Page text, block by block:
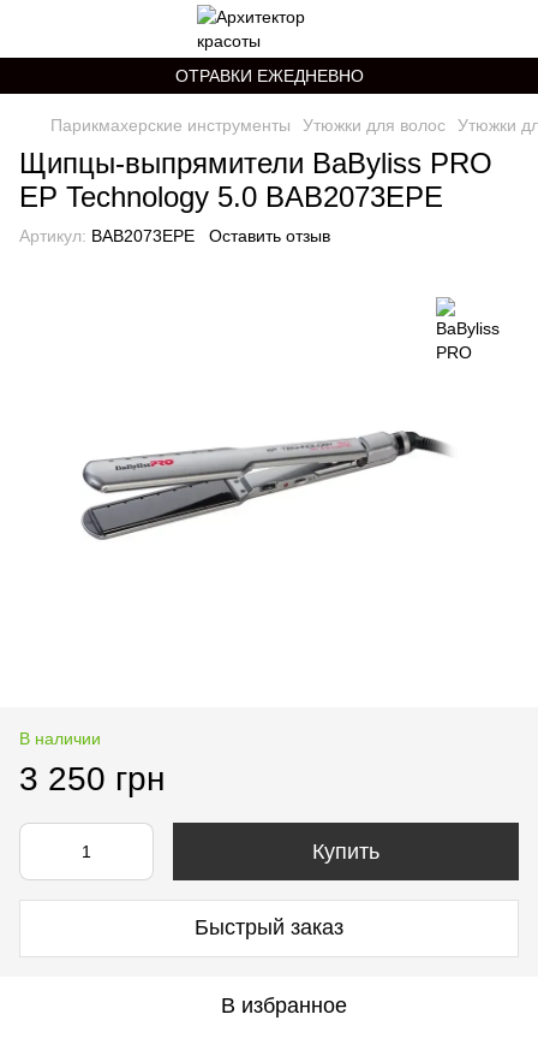
ОТРАВКИ ЕЖЕДНЕВНО
Парикмахерские инструменты Утюжки для волос Утюжки
Щипцы-выпрямители BaByliss PRO
EP Technology 5.0 BAB2073EPE
Артикул: BAB2073EPE Оставить отзыв
В наличии
3 250 грн
Купить
Быстрый заказ
В избранное